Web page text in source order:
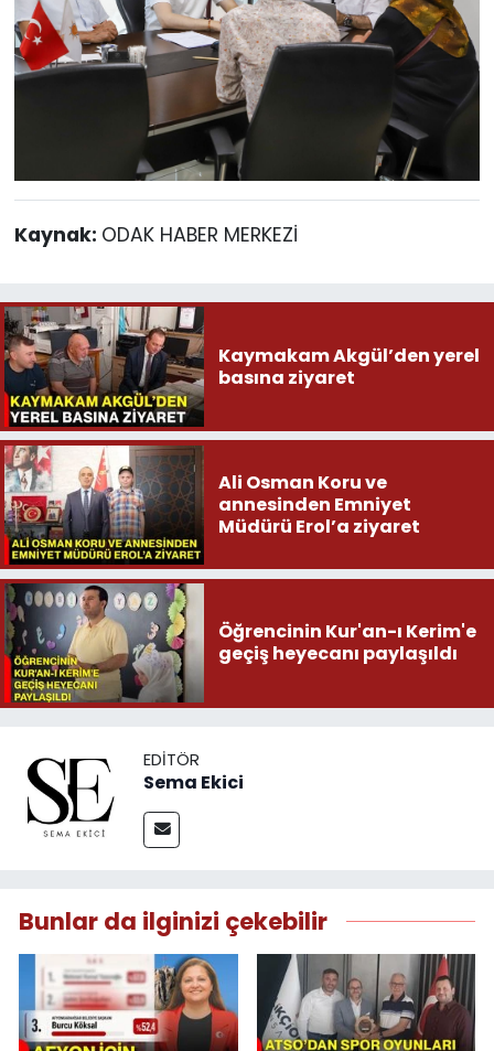
Kaynak: ODAK HABER MERKEZİ
Kaymakam Akgül’den yerel
basına ziyaret
Ali Osman Koru ve
annesinden Emniyet
Müdürü Erol’a ziyaret
Öğrencinin Kur'an-ı Kerim'e
geçiş heyecanı paylaşıldı
EDITÖR
Sema Ekici
Bunlar da ilginizi çekebilir